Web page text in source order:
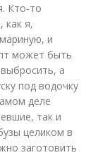
Кто-то
как я,
и
может быть
а
под водочку
деле
так и
целиком в
заготовить